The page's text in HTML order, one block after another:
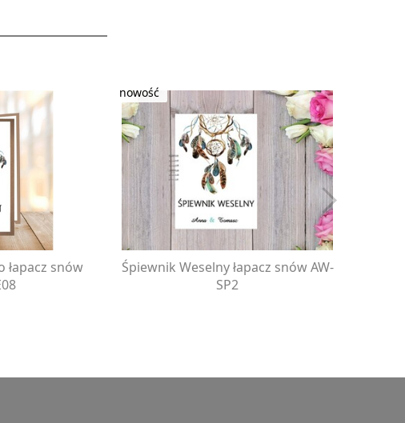
łapacz snów
Śpiewnik Weselny łapacz snów AW-
SP2